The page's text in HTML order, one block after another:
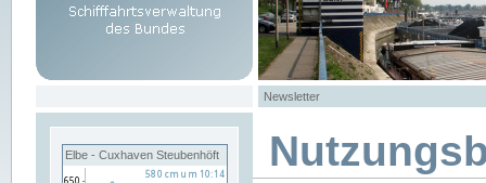
Newsletter
Elbe - Cuxhaven Steubenhöft